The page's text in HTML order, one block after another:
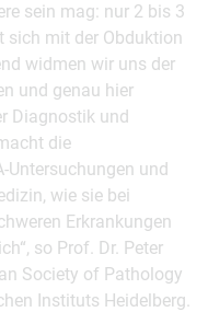
sein mag: nur 2 bis 3
sich mit der Obduktion
widmen wir uns der
und genau hier
Diagnostik und
die
Untersuchungen und
wie sie bei
Erkrankungen
so Prof. Dr. Peter
Society of Pathology
Instituts Heidelberg.